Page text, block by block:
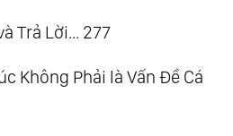
Trả Lời... 277
Không Phải là Vấn Đề Cá